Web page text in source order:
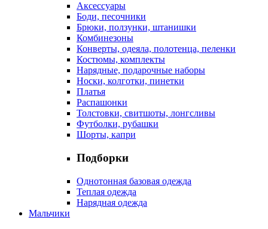
Аксессуары
Боди, песочники
Брюки, ползунки, штанишки
Комбинезоны
Конверты, одеяла, полотенца, пеленки
Костюмы, комплекты
Нарядные, подарочные наборы
Носки, колготки, пинетки
Платья
Распашонки
Толстовки, свитшоты, лонгсливы
Футболки, рубашки
Шорты, капри
Подборки
Однотонная базовая одежда
Теплая одежда
Нарядная одежда
Мальчики